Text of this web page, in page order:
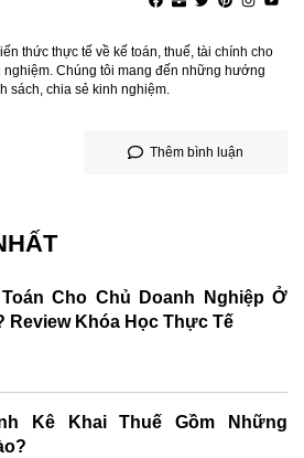
thức thực tế về kế toán, thuế, tài chính cho
Chúng tôi mang đến những hướng
sách, chia sẻ kinh nghiệm.
Thêm bình luận
Cho Chủ Doanh Nghiệp Ở
Review Khóa Học Thực Tế
Kê Khai Thuế Gồm Những